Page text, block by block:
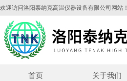
欢迎访问洛阳泰纳克高温仪器设备有限公司网站！
首页 关于我们